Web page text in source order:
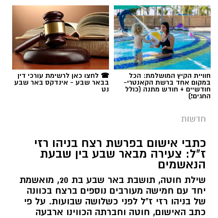
תגים:פרופ' אביב גולדברט
חוויית הקיץ המושלמת: הכל
במקום אחד ברשת הקאנטרי-
חודשיים + חודש מתנה (כולל
החגים!)
☎ לחצו כאן לרשימת עורכי דין
בבאר שבע - אינדקס באר שבע
נט
חדשות
כתבי אישום בפרשת רצח בניהו רזי
ז"ל: צעירה מבאר שבע בין שבעת
הנאשמים
שילת חוטה, תושבת באר שבע בת 20, מואשמת
יחד עם חמישה מעורבים נוספים ברצח בכוונה
של בניהו רזי ז"ל לפני כשלושה שבועות. על פי
כתב האישום, חוטה וחברתה הכווינו ארבעה